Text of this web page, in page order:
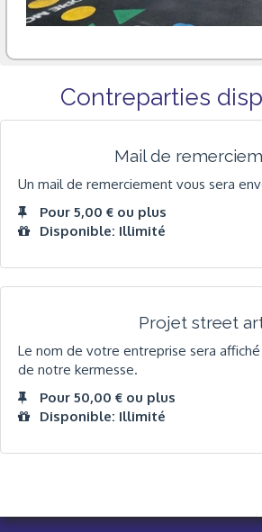
Contreparties
Mail de
Un mail de remerciement vous sera
Pour 5,00 € ou plus
Disponible: Illimité
Projet street
Le nom de votre entreprise sera
de notre kermesse.
Pour 50,00 € ou plus
Disponible: Illimité